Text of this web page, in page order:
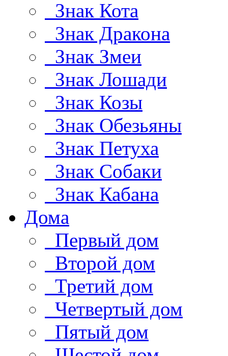
Знак Кота
Знак Дракона
Знак Змеи
Знак Лошади
Знак Козы
Знак Обезьяны
Знак Петуха
Знак Собаки
Знак Кабана
Дома
Первый дом
Второй дом
Третий дом
Четвертый дом
Пятый дом